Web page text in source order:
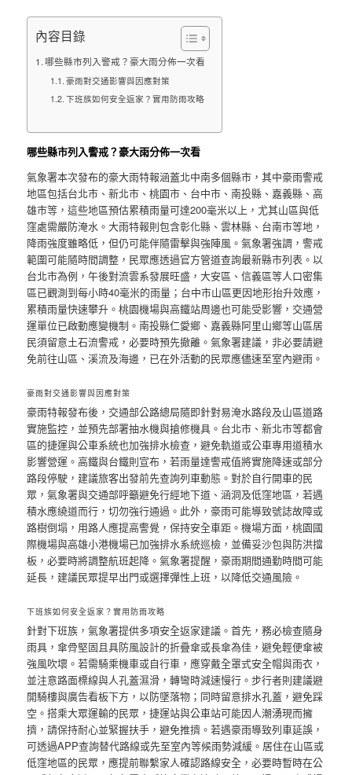
內容目錄
哪些縣市列入警戒？豪大雨分佈一次看
豪雨對交通影響與因應對策
下班族如何安全返家？實用防雨攻略
哪些縣市列入警戒？豪大雨分佈一次看
氣象署本次發布的豪大雨特報涵蓋北中南多個縣市，其中豪雨警戒
地區包括台北市、新北市、桃園市、台中市、南投縣、嘉義縣、高
雄市等，這些地區預估累積雨量可達200毫米以上，尤其山區與低
窪處需嚴防淹水。大雨特報則包含彰化縣、雲林縣、台南市等地，
降雨強度雖略低，但仍可能伴隨雷擊與強陣風。氣象署強調，警戒
範圍可能隨時間調整，民眾應透過官方管道查詢最新縣市列表。以
台北市為例，午後對流雲系發展旺盛，大安區、信義區等人口密集
區已觀測到每小時40毫米的雨量；台中市山區更因地形抬升效應，
累積雨量快速攀升。桃園機場與高鐵站周邊也可能受影響，交通營
運單位已啟動應變機制。南投縣仁愛鄉、嘉義縣阿里山鄉等山區居
民須留意土石流警戒，必要時預先撤離。氣象署建議，非必要請避
免前往山區、溪流及海邊，已在外活動的民眾應儘速至室內避雨。
豪雨對交通影響與因應對策
豪雨特報發布後，交通部公路總局隨即針對易淹水路段及山區道路
實施監控，並預先部署抽水機與搶修機具。台北市、新北市等都會
區的捷運與公車系統也加強排水檢查，避免軌道或公車專用道積水
影響營運。高鐵與台鐵則宣布，若雨量達警戒值將實施降速或部分
路段停駛，建議旅客出發前先查詢列車動態。對於自行開車的民
眾，氣象署與交通部呼籲避免行經地下道、涵洞及低窪地區，若遇
積水應繞道而行，切勿強行通過。此外，豪雨可能導致號誌故障或
路樹倒塌，用路人應提高警覺，保持安全車距。機場方面，桃園國
際機場與高雄小港機場已加強排水系統巡檢，並備妥沙包與防洪擋
板，必要時將調整航班起降。氣象署提醒，豪雨期間通勤時間可能
延長，建議民眾提早出門或選擇彈性上班，以降低交通風險。
下班族如何安全返家？實用防雨攻略
針對下班族，氣象署提供多項安全返家建議。首先，務必檢查隨身
雨具，傘骨堅固且具防風設計的折疊傘或長傘為佳，避免輕便傘被
強風吹壞。若需騎乘機車或自行車，應穿戴全罩式安全帽與雨衣，
並注意路面標線與人孔蓋濕滑，轉彎時減速慢行。步行者則建議避
開騎樓與廣告看板下方，以防墜落物；同時留意排水孔蓋，避免踩
空。搭乘大眾運輸的民眾，捷運站與公車站可能因人潮湧現而擁
擠，請保持耐心並緊握扶手，避免推擠。若遇豪雨導致列車延誤，
可透過APP查詢替代路線或先至室內等候雨勢減緩。居住在山區或
低窪地區的民眾，應提前聯繫家人確認路線安全，必要時暫時在公